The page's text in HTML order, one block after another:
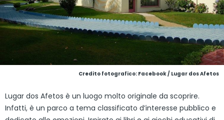
Credito fotografico: Facebook / Lugar dos Afetos
Lugar dos Afetos è un luogo molto originale da scoprire.
Infatti, è un parco a tema classificato d’interesse pubblico e